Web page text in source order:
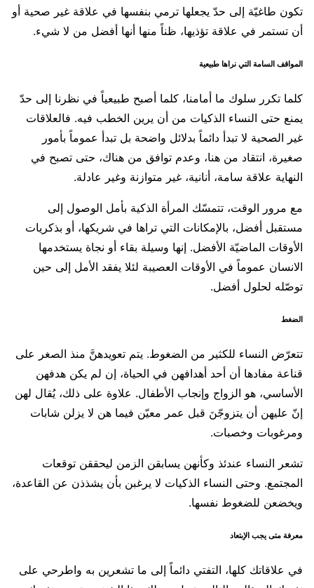
تكون طاغيّة إلى حدّ يجعلها ترمي بنفسها في علاقة غير صحية أو
أن تستمر في علاقة تؤذيها، ظناً منها أنها أفضل من لا شيء.
المواقف السامة التي نراها طبيعية
كلما تكرر سلوك ما أمامنا، كلما أصبح طبيعياً في نظرنا إلى حدّ
يمنع حتى النساء الذكيات من أن يرين الخطب فيه. فالعلاقات
غير الصحية لا تبدأ دائماً بدلائل واضحة بل تبدأ عموماً بأمور
صغيرة، انتقاد من هنا، وعدم توافق من هناك، حتى تصبح في
النهاية علاقة سامة، أنانية، غير متوازنة وغير عادلة.
مع مرور الوقت، تتمسّك المرأة الذكية بأمل الوصول إلى
مستقبل أفضل، بالإمكانات التي تراها في شريكها، أو بذكريات
الأوقات الماضيّة الأفضل. إنها وسيلة بقاء أو نجاة يستخدمها
الانسان عموماً في الأوقات العصيبة لئلا يفقد الأمل إلى حين
توصّله لحلول أفضل.
الضغط
تتعرّض النساء للكثير من الضغوط. يتم تعويدهنَّ منذ الصغر على
قناعة مفادها أن أحد أهدافهن في الحياة، إن لم يكن هدفهن
الأساسي، هو الزواج وإنجاب الأطفال. علاوة على ذلك، يُقال لهن
إنّ عليهن أن يتزوجّنَ قبل عمر معيّن فيما هن لا يزلن شابات
ومرغوبات وخصبات.
تشعر النساء عندئذ وكأنهن يسابقن الزمن ليحققن توقعات
المجتمع. وحتى النساء الذكيات لا يرغبن بأن يشذذن عن القاعدة،
ويخضعن للضغوط نفسها.
معرفة متى يجب الإبتعاد
في علاقاتك كلها، التفتي دائماً إلى ما تشعرين به واطرحي على